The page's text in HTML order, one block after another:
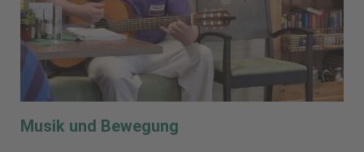
Musik und Bewegung